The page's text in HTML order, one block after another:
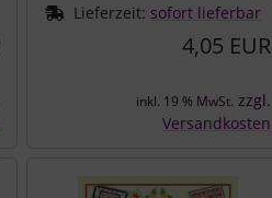
Lieferzeit: sofort lieferbar
4,05 EUR
inkl. 19 % MwSt. zzgl.
Versandkosten